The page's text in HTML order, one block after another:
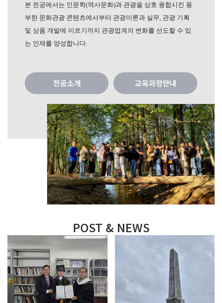
본 전공에서는 인문학(역사문화)과 관광을 상호 융합시킨 풍
부한 문화관광 콘텐츠에서부터 관광이론과 실무, 관광 기획
및 상품 개발에 이르기까지 관광업계의 변화를 선도할 수 있
는 인재를 양성합니다.
전공소개 교육과정안내
POST & NEWS